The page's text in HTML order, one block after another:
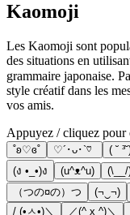
Kaomoji
Les Kaomoji sont
des situations en
grammaire japonaise.
style créatif dans les
vos amis.
Appuyez / cliquez
˚ʚ♡ɞ˚ ♡´･ᴗ･`♡ ( ˘
(ง •_•)ง
(u^ᴥ^u)
（つの¤の）つ
(¬‿¬)
/ (•ㅅ•)＼
／(^ x ^)＼